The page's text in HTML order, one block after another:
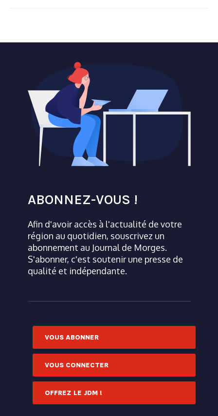
ABONNEZ-VOUS !
Afin d'avoir accès à l'actualité de votre
région au quotidien, souscrivez un
abonnement au Journal de Morges.
S'abonner, c'est soutenir une presse de
qualité et indépendante.
VOUS ABONNER
VOUS CONNECTER
OFFREZ LE JDM !